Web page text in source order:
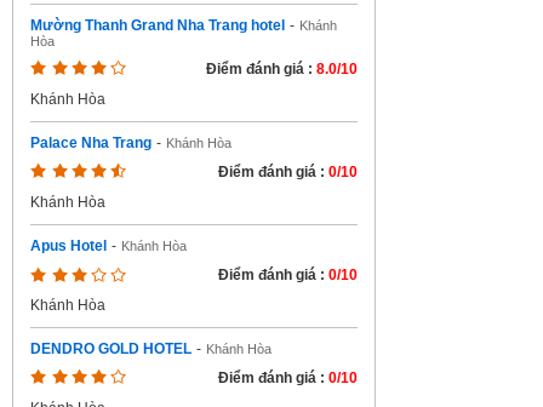
Mường Thanh Grand Nha Trang hotel - Khánh
Hòa
Điểm đánh giá : 8.0/10
Khánh Hòa
Palace Nha Trang - Khánh Hòa
Điểm đánh giá : 0/10
Khánh Hòa
Apus Hotel - Khánh Hòa
Điểm đánh giá : 0/10
Khánh Hòa
DENDRO GOLD HOTEL - Khánh Hòa
Điểm đánh giá : 0/10